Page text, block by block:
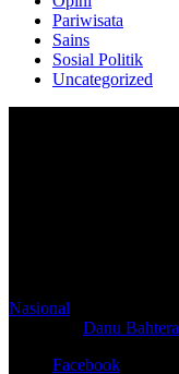
Pariwisata
Sains
Sosial Politik
Uncategorized
Nasional
Danu
Facebook